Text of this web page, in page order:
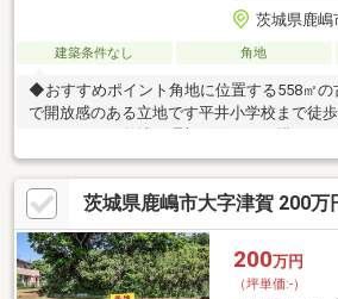
茨城県鹿嶋
建築条件なし 角地
◆おすすめポイント角地に位置する558㎡の
で開放感のある立地です平井小学校まで徒
校まで徒歩17分平井中学校まで徒歩18分◆
茨城県鹿嶋市大字津賀 200万
200万円
（坪単価:-）